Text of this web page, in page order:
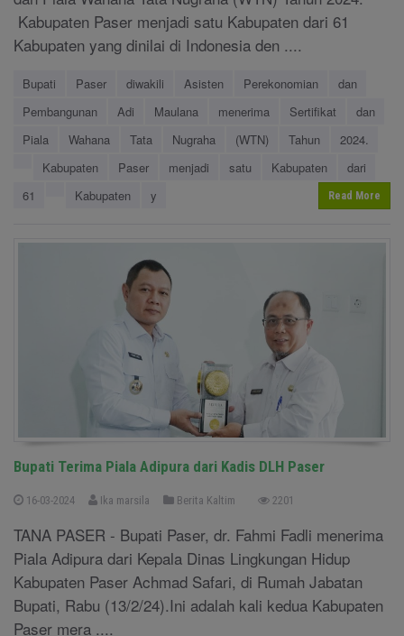
Kabupaten Paser menjadi satu Kabupaten dari 61
Kabupaten yang dinilai di Indonesia den ....
Bupati Paser diwakili Asisten Perekonomian
dan
Pembangunan
Adi Maulana menerima Sertifikat
dan
Piala
Wahana Tata Nugraha (WTN) Tahun
2024.
Kabupaten
Paser menjadi satu Kabupaten
dari
61
Kabupaten y Read More
Bupati Terima Piala Adipura dari Kadis DLH Paser
16-03-2024 Ika marsila Berita Kaltim 2201
TANA PASER - Bupati Paser, dr. Fahmi Fadli menerima
Piala Adipura dari Kepala Dinas Lingkungan Hidup
Kabupaten Paser Achmad Safari, di Rumah Jabatan
Bupati, Rabu (13/2/24).Ini adalah kali kedua Kabupaten
Paser mera ....